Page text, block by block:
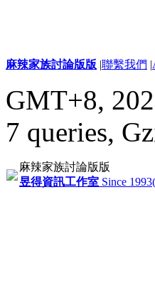
麻辣家族討論版版 |聯繫我們 |
GMT+8,
7 queries,
麻辣家族討論版版
昱得資訊工作室 Since